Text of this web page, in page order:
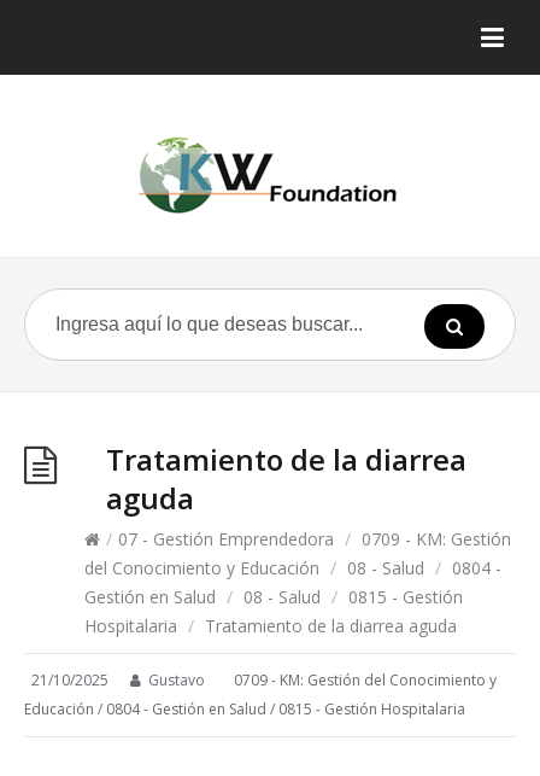
Tratamiento de la diarrea
aguda
/ 07 - Gestión Emprendedora / 0709 - KM: Gestión
del Conocimiento y Educación / 08 - Salud / 0804 -
Gestión en Salud / 08 - Salud / 0815 - Gestión
Hospitalaria / Tratamiento de la diarrea aguda
21/10/2025 Gustavo
0709 - KM: Gestión del Conocimiento y
Educación / 0804 - Gestión en Salud / 0815 - Gestión Hospitalaria